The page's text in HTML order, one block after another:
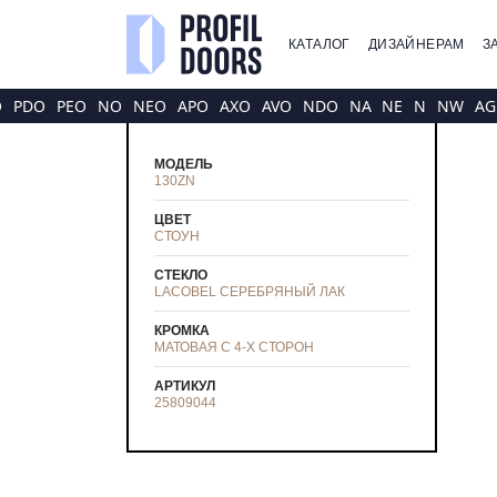
КАТАЛОГ ДИЗАЙНЕРАМ
PDO PEO NO NEO APO AXO AVO NDO NA NE N NW AG
МОДЕЛЬ
130ZN
ЦВЕТ
СТОУН
СТЕКЛО
LACOBEL СЕРЕБРЯНЫЙ ЛАК
КРОМКА
МАТОВАЯ С 4-Х СТОРОН
АРТИКУЛ
25809044